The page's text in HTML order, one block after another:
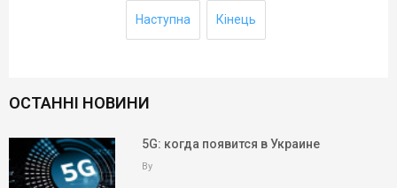
Наступна Кінець
ОСТАННІ НОВИНИ
5G: когда появится в Украине
By